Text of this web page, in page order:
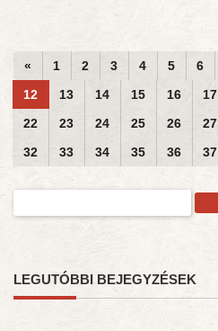
« 1 2 3 4 5 6
12
13 14 15 16 17
22
23 24 25 26 27
32
33 34 35 36 37
LEGUTÓBBI BEJEGYZÉSEK